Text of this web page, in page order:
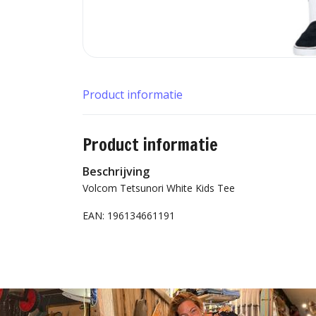
Product informatie
Product informatie
Beschrijving
Volcom Tetsunori White Kids Tee
EAN: 196134661191